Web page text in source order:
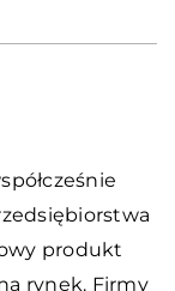
produkt
rynek. Firmy